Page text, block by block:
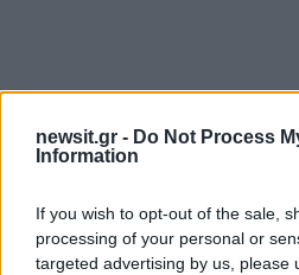
newsit.gr - Do Not Process
Information
If you wish to opt-out of the sale,
processing of your personal or
targeted advertising by us, please
Αν τα χάσατε